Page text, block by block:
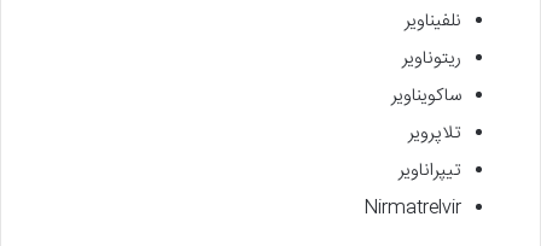
نلفیناویر
ریتوناویر
ساکویناویر
تلاپرویر
تیپراناویر
Nirmatrelvir